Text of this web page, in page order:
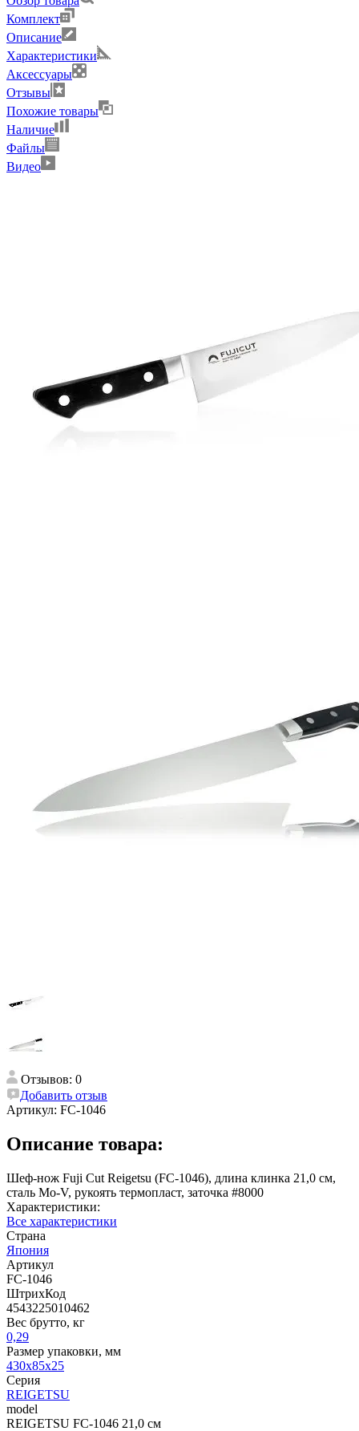
Комплект
Описание
Характеристики
Аксессуары
Отзывы
Похожие товары
Наличие
Файлы
Видео
Отзывов: 0
Добавить отзыв
Артикул: FC-1046
Описание товара:
Шеф-нож Fuji Cut Reigetsu (FC-1046), длина клинка 21,0 см,
сталь Мо-V, рукоять термопласт, заточка #8000
Характеристики:
Все характеристики
Страна
Япония
Артикул
FC-1046
ШтрихКод
4543225010462
Вес брутто, кг
0,29
Размер упаковки, мм
430x85x25
Серия
REIGETSU
model
REIGETSU FC-1046 21,0 см